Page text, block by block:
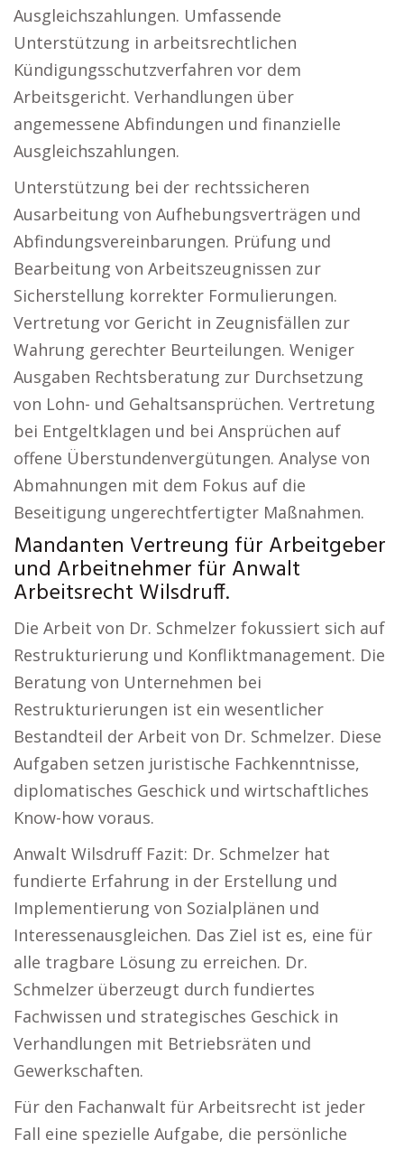
Ausgleichszahlungen. Umfassende
Unterstützung in arbeitsrechtlichen
Kündigungsschutzverfahren vor dem
Arbeitsgericht. Verhandlungen über
angemessene Abfindungen und finanzielle
Ausgleichszahlungen.
Unterstützung bei der rechtssicheren
Ausarbeitung von Aufhebungsverträgen und
Abfindungsvereinbarungen. Prüfung und
Bearbeitung von Arbeitszeugnissen zur
Sicherstellung korrekter Formulierungen.
Vertretung vor Gericht in Zeugnisfällen zur
Wahrung gerechter Beurteilungen. Weniger
Ausgaben Rechtsberatung zur Durchsetzung
von Lohn- und Gehaltsansprüchen. Vertretung
bei Entgeltklagen und bei Ansprüchen auf
offene Überstundenvergütungen. Analyse von
Abmahnungen mit dem Fokus auf die
Beseitigung ungerechtfertigter Maßnahmen.
Mandanten Vertreung für Arbeitgeber
und Arbeitnehmer für Anwalt
Arbeitsrecht Wilsdruff.
Die Arbeit von Dr. Schmelzer fokussiert sich auf
Restrukturierung und Konfliktmanagement. Die
Beratung von Unternehmen bei
Restrukturierungen ist ein wesentlicher
Bestandteil der Arbeit von Dr. Schmelzer. Diese
Aufgaben setzen juristische Fachkenntnisse,
diplomatisches Geschick und wirtschaftliches
Know-how voraus.
Anwalt Wilsdruff Fazit: Dr. Schmelzer hat
fundierte Erfahrung in der Erstellung und
Implementierung von Sozialplänen und
Interessenausgleichen. Das Ziel ist es, eine für
alle tragbare Lösung zu erreichen. Dr.
Schmelzer überzeugt durch fundiertes
Fachwissen und strategisches Geschick in
Verhandlungen mit Betriebsräten und
Gewerkschaften.
Für den Fachanwalt für Arbeitsrecht ist jeder
Fall eine spezielle Aufgabe, die persönliche